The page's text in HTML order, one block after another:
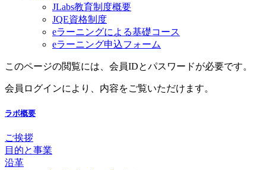
JLabs教育制度概要
JQE資格制度
eラーニングによる基礎コース
eラーニング申込フォーム
このページの閲覧には、会員IDとパスワードが必要です。
会員ログインにより、内容をご覧いただけます。
ラボ概要
ご挨拶
目的と事業
沿革